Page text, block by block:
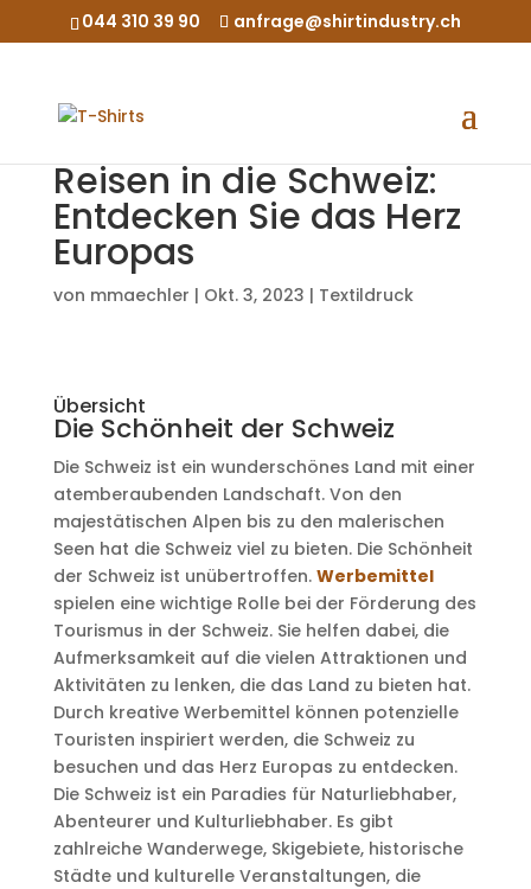
044 310 39 90 anfrage@shirtindustry.ch
Reisen in die Schweiz:
Entdecken Sie das Herz
Europas
von mmaechler | Okt. 3, 2023 | Textildruck
Übersicht
Die Schönheit der Schweiz
Die Schweiz ist ein wunderschönes Land mit einer
atemberaubenden Landschaft. Von den
majestätischen Alpen bis zu den malerischen
Seen hat die Schweiz viel zu bieten. Die Schönheit
der Schweiz ist unübertroffen. Werbemittel
spielen eine wichtige Rolle bei der Förderung des
Tourismus in der Schweiz. Sie helfen dabei, die
Aufmerksamkeit auf die vielen Attraktionen und
Aktivitäten zu lenken, die das Land zu bieten hat.
Durch kreative Werbemittel können potenzielle
Touristen inspiriert werden, die Schweiz zu
besuchen und das Herz Europas zu entdecken.
Die Schweiz ist ein Paradies für Naturliebhaber,
Abenteurer und Kulturliebhaber. Es gibt
zahlreiche Wanderwege, Skigebiete, historische
Städte und kulturelle Veranstaltungen, die